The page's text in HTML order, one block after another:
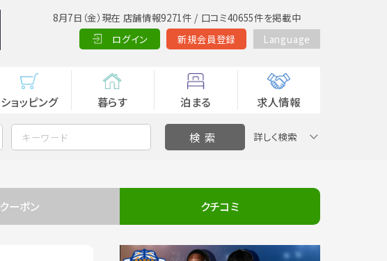
8月7日（金）現在 店舗情報9271件 / 口コミ40655件を掲載中
ログイン
新規会員登録 Language
ショッピング 暮らす 泊まる 求人情報
詳しく検索
クーポン クチコミ